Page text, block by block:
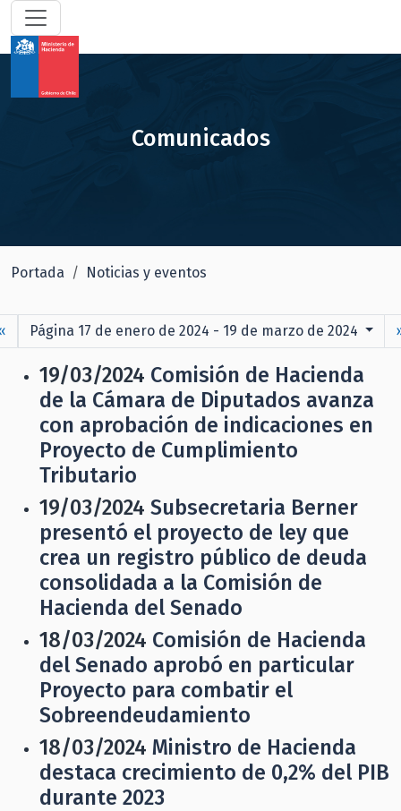
Comunicados
Portada Noticias y eventos
Página 17 de enero de 2024 - 19 de marzo de 2024
19/03/2024 Comisión de Hacienda
de la Cámara de Diputados avanza
con aprobación de indicaciones en
Proyecto de Cumplimiento
Tributario
19/03/2024 Subsecretaria Berner
presentó el proyecto de ley que
crea un registro público de deuda
consolidada a la Comisión de
Hacienda del Senado
18/03/2024 Comisión de Hacienda
del Senado aprobó en particular
Proyecto para combatir el
Sobreendeudamiento
18/03/2024 Ministro de Hacienda
destaca crecimiento de 0,2% del PIB
durante 2023